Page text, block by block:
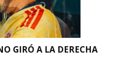
GIRÓ A LA DERECHA